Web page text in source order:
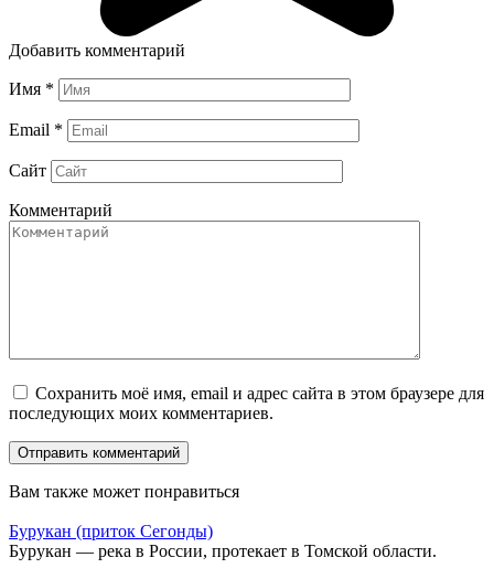
Добавить комментарий
Имя *
Email *
Сайт
Комментарий
Сохранить моё имя, email и адрес сайта в этом браузере для
последующих моих комментариев.
Вам также может понравиться
Бурукан (приток Сегонды)
Бурукан — река в России, протекает в Томской области.